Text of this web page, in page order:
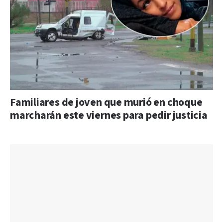
Familiares de joven que murió en choque
marcharán este viernes para pedir justicia